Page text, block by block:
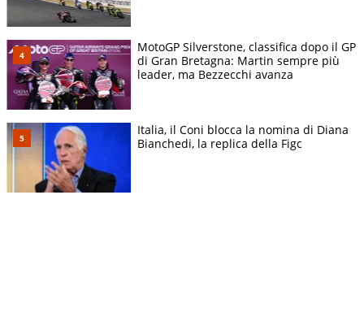
MotoGP Silverstone, classifica dopo il GP
di Gran Bretagna: Martin sempre più
leader, ma Bezzecchi avanza
Italia, il Coni blocca la nomina di Diana
Bianchedi, la replica della Figc